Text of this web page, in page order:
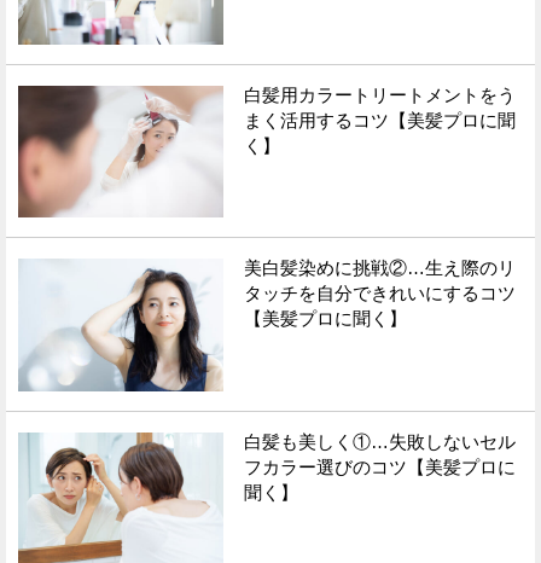
で
シ
ェ
ア
シ
ェ
白髪用カラートリートメントをう
まく活用するコツ【美髪プロに聞
く】
美白髪染めに挑戦②…生え際のリ
タッチを自分できれいにするコツ
【美髪プロに聞く】
白髪も美しく①…失敗しないセル
フカラー選びのコツ【美髪プロに
聞く】